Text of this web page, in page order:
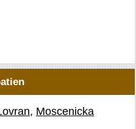
, Moscenicka